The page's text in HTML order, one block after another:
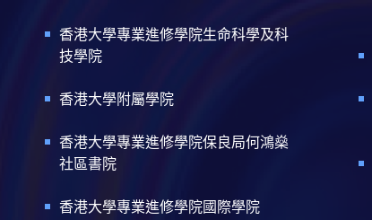
香港大學專業進修學院生命科學及科
技學院
香港大學附屬學院
香港大學專業進修學院保良局何鴻燊
社區書院
香港大學專業進修學院國際學院